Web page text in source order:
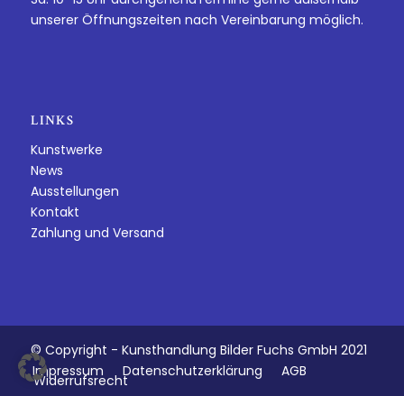
unserer Öffnungszeiten nach Vereinbarung möglich.
LINKS
Kunstwerke
News
Ausstellungen
Kontakt
Zahlung und Versand
© Copyright - Kunsthandlung Bilder Fuchs GmbH 2021
Impressum
Datenschutzerklärung AGB
Widerrufsrecht